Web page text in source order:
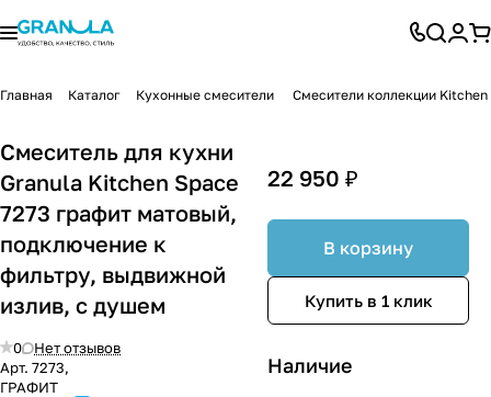
Главная Каталог Кухонные смесители Смесители коллекции Kitchen
Смеситель для кухни
Granula Kitchen Space
7273 графит матовый,
подключение к
фильтру, выдвижной
излив, с душем
0
Нет отзывов
Арт. 7273,
ГРАФИТ
22 950 ₽
В корзину
Купить в 1 клик
Наличие